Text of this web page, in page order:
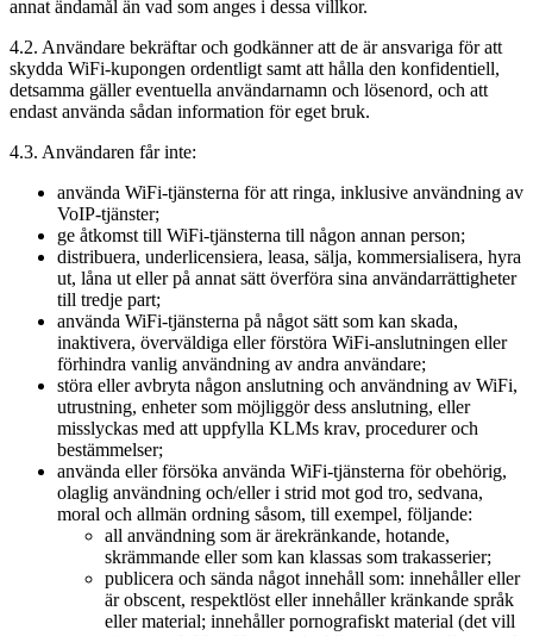
annat ändamål än vad som anges i dessa villkor.
4.2. Användare bekräftar och godkänner att de är ansvariga för att
skydda WiFi-kupongen ordentligt samt att hålla den konfidentiell,
detsamma gäller eventuella användarnamn och lösenord, och att
endast använda sådan information för eget bruk.
4.3. Användaren får inte:
använda WiFi-tjänsterna för att ringa, inklusive användning av
VoIP-tjänster;
ge åtkomst till WiFi-tjänsterna till någon annan person;
distribuera, underlicensiera, leasa, sälja, kommersialisera, hyra
ut, låna ut eller på annat sätt överföra sina användarrättigheter
till tredje part;
använda WiFi-tjänsterna på något sätt som kan skada,
inaktivera, överväldiga eller förstöra WiFi-anslutningen eller
förhindra vanlig användning av andra användare;
störa eller avbryta någon anslutning och användning av WiFi,
utrustning, enheter som möjliggör dess anslutning, eller
misslyckas med att uppfylla KLMs krav, procedurer och
bestämmelser;
använda eller försöka använda WiFi-tjänsterna för obehörig,
olaglig användning och/eller i strid mot god tro, sedvana,
moral och allmän ordning såsom, till exempel, följande:
all användning som är ärekränkande, hotande,
skrämmande eller som kan klassas som trakasserier;
publicera och sända något innehåll som: innehåller eller
är obscent, respektlöst eller innehåller kränkande språk
eller material; innehåller pornografiskt material (det vill